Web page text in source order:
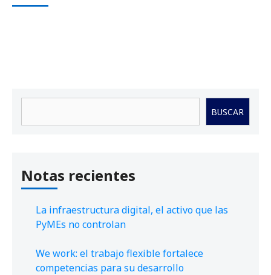
BUSCAR
Notas recientes
La infraestructura digital, el activo que las
PyMEs no controlan
We work: el trabajo flexible fortalece
competencias para su desarrollo